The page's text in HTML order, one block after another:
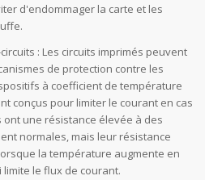
d'endommager la carte et les
: Les circuits imprimés peuvent
de protection contre les
à coefficient de température
conçus pour limiter le courant en cas
ont une résistance élevée à des
normales, mais leur résistance
la température augmente en
le flux de courant.